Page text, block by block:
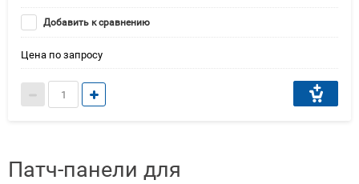
Добавить к сравнению
Цена по запросу
Патч-панели для